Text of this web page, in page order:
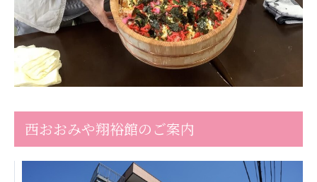
株式会社エネクト 株式会社 G.com R＆M
海外
海外グループ会社
美迪克（上海）商务咨询有限公司
台灣善合股份有限公司
Angkor-Japan Friendship International
クヴィアン小学校・カンボジア日本友好共生クヴ
西おおみや翔裕館のご案内